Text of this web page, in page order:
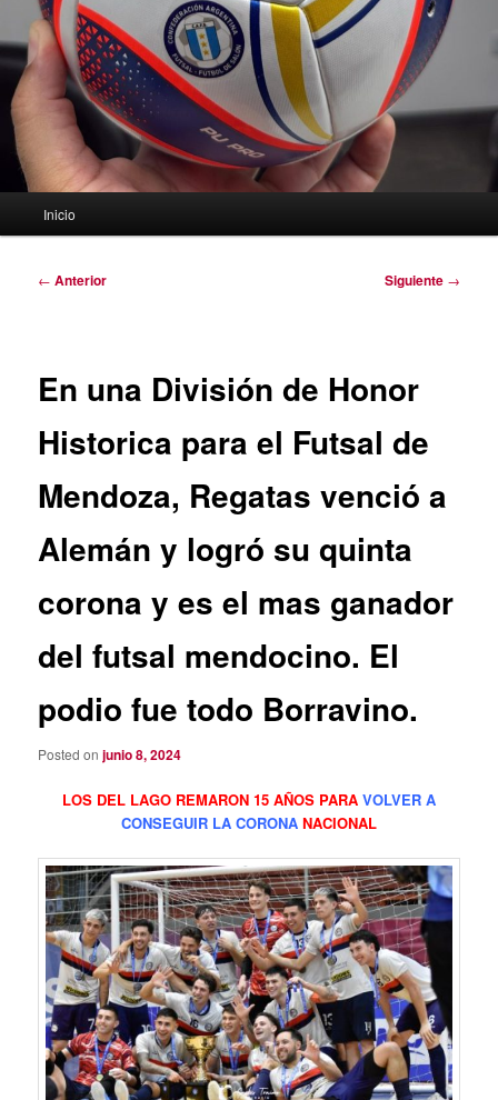
Inicio
Navegación
← Anterior Siguiente →
En una División de Honor
Historica para el Futsal de
Mendoza, Regatas venció a
Alemán y logró su quinta
corona y es el mas ganador
del futsal mendocino. El
podio fue todo Borravino.
Posted onjunio 8, 2024
LOS DEL LAGO REMARON 15 AÑOS PARA VOLVER A
CONSEGUIR LA CORONA NACIONAL